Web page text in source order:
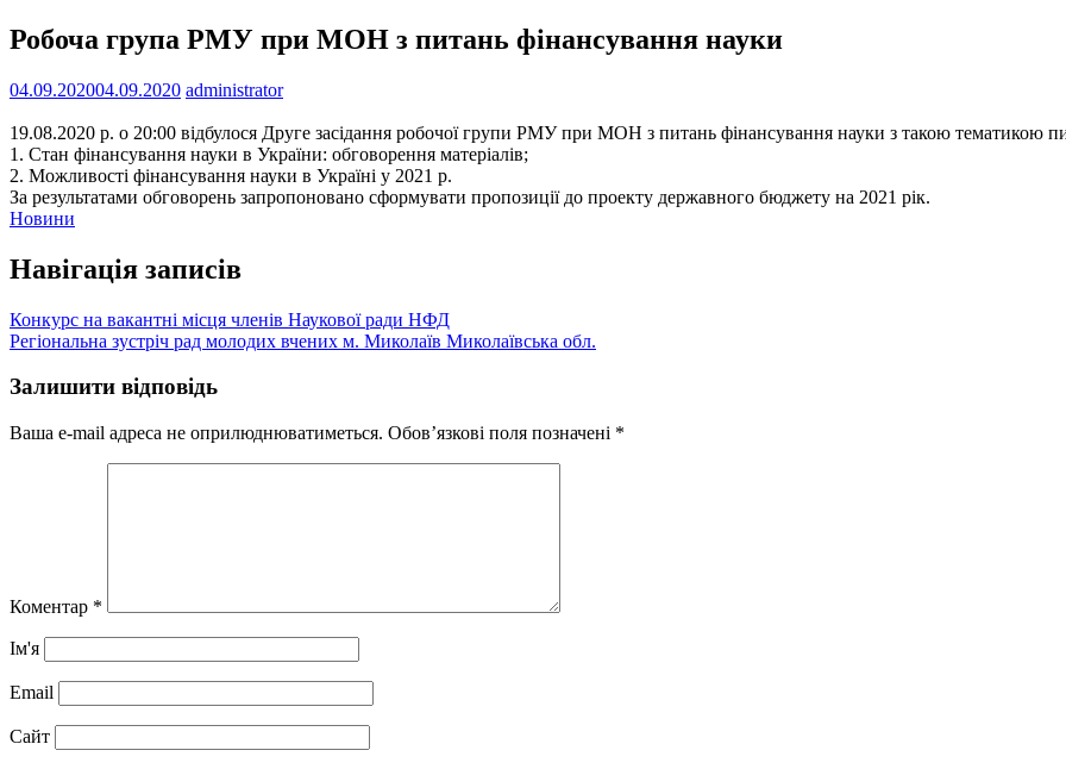
Робоча група РМУ при МОН з питань фінансування науки
04.09.202004.09.2020 administrator
19.08.2020 р. о 20:00 відбулося Друге засідання робочої групи РМУ при МОН з питань фінансування науки з такою тематикою
1. Стан фінансування науки в України: обговорення матеріалів;
2. Можливості фінансування науки в Україні у 2021 р.
За результатами обговорень запропоновано сформувати пропозиції до проекту державного бюджету на 2021 рік.
Новини
Навігація записів
Конкурс на вакантні місця членів Наукової ради НФД
Регіональна зустріч рад молодих вчених м. Миколаїв Миколаївська обл.
Залишити відповідь
Ваша e-mail адреса не оприлюднюватиметься. Обов’язкові поля позначені *
Коментар *
Ім'я
Email
Сайт